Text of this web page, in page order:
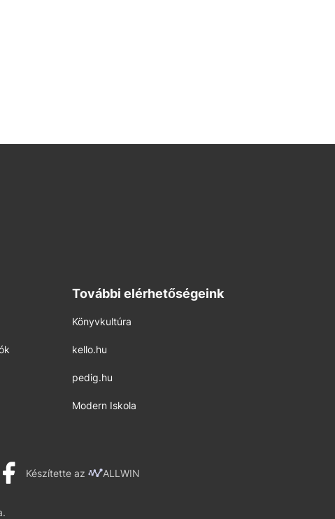
További elérhetőségeink
Könyvkultúra
kello.hu
pedig.hu
Modern Iskola
Készítette az ALLWIN